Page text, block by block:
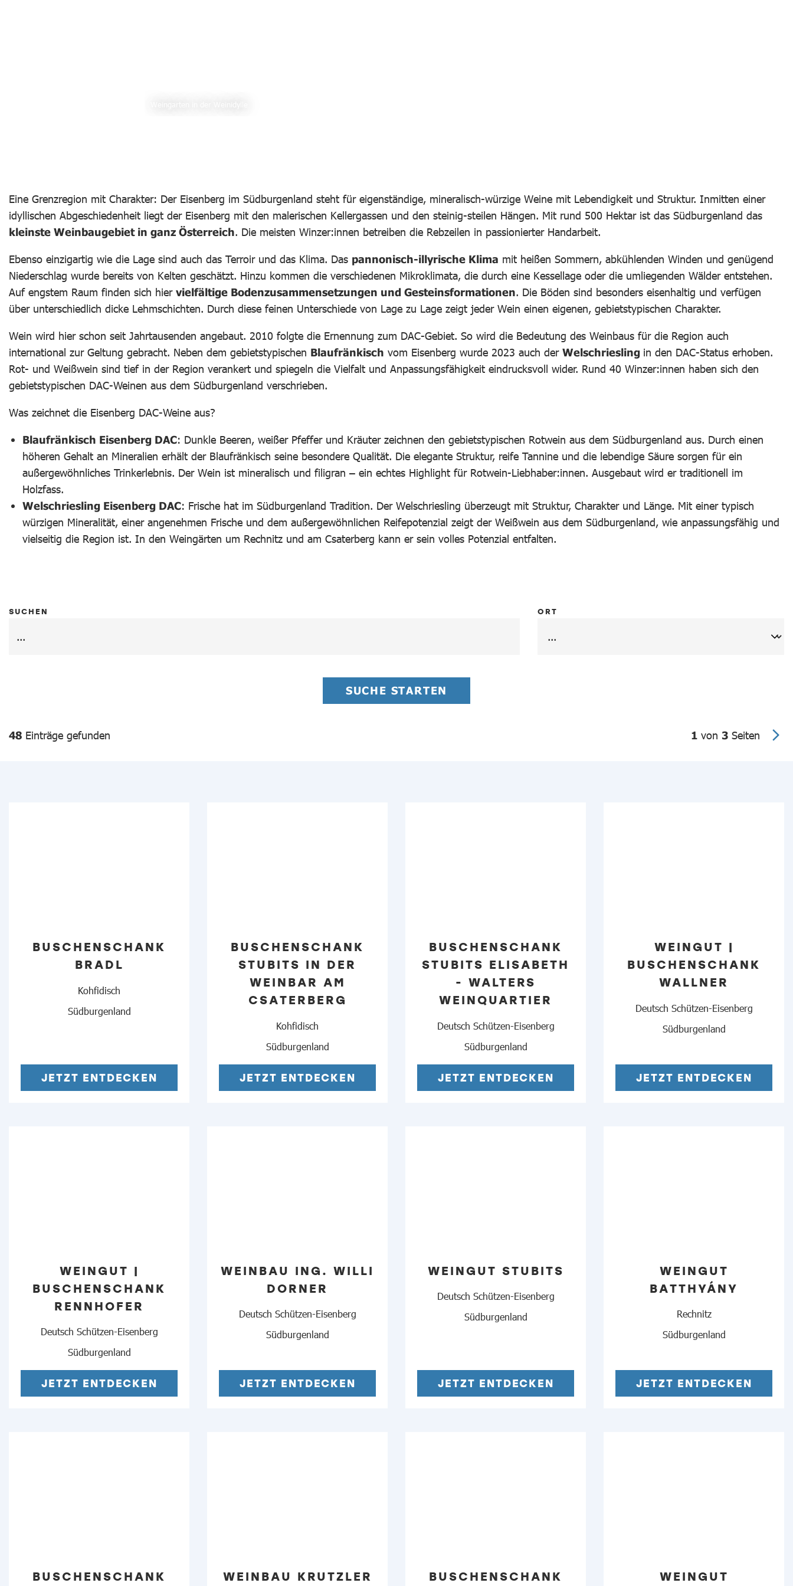
Eine Grenzregion mit Charakter: Der Eisenberg im Südburgenland steht für eigenständige, mineralisch-würzige Weine mit Lebendigkeit und Struktur. Inmitten einer
idyllischen Abgeschiedenheit liegt der Eisenberg mit den malerischen Kellergassen und den steinig-steilen Hängen. Mit rund 500 Hektar ist das Südburgenland das
kleinste Weinbaugebiet in ganz Österreich. Die meisten Winzer:innen betreiben die Rebzeilen in passionierter Handarbeit.
Ebenso einzigartig wie die Lage sind auch das Terroir und das Klima. Das pannonisch-illyrische Klima mit heißen Sommern, abkühlenden Winden und genügend
Niederschlag wurde bereits von Kelten geschätzt. Hinzu kommen die verschiedenen Mikroklimata, die durch eine Kessellage oder die umliegenden Wälder entstehen.
Auf engstem Raum finden sich hier vielfältige Bodenzusammensetzungen und Gesteinsformationen. Die Böden sind besonders eisenhaltig und verfügen
über unterschiedlich dicke Lehmschichten. Durch diese feinen Unterschiede von Lage zu Lage zeigt jeder Wein einen eigenen, gebietstypischen Charakter.
Wein wird hier schon seit Jahrtausenden angebaut. 2010 folgte die Ernennung zum DAC-Gebiet. So wird die Bedeutung des Weinbaus für die Region auch
international zur Geltung gebracht. Neben dem gebietstypischen Blaufränkisch vom Eisenberg wurde 2023 auch der Welschriesling in den DAC-Status erhoben.
Rot- und Weißwein sind tief in der Region verankert und spiegeln die Vielfalt und Anpassungsfähigkeit eindrucksvoll wider. Rund 40 Winzer:innen haben sich den
gebietstypischen DAC-Weinen aus dem Südburgenland verschrieben.
Was zeichnet die Eisenberg DAC-Weine aus?
Blaufränkisch Eisenberg DAC: Dunkle Beeren, weißer Pfeffer und Kräuter zeichnen den gebietstypischen Rotwein aus dem Südburgenland aus. Durch einen
höheren Gehalt an Mineralien erhält der Blaufränkisch seine besondere Qualität. Die elegante Struktur, reife Tannine und die lebendige Säure sorgen für ein
außergewöhnliches Trinkerlebnis. Der Wein ist mineralisch und filigran – ein echtes Highlight für Rotwein-Liebhaber:innen. Ausgebaut wird er traditionell im
Holzfass.
Welschriesling Eisenberg DAC: Frische hat im Südburgenland Tradition. Der Welschriesling überzeugt mit Struktur, Charakter und Länge. Mit einer typisch
würzigen Mineralität, einer angenehmen Frische und dem außergewöhnlichen Reifepotenzial zeigt der Weißwein aus dem Südburgenland, wie anpassungsfähig und
vielseitig die Region ist. In den Weingärten um Rechnitz und am Csaterberg kann er sein volles Potenzial entfalten.
SUCHEN ORT
SUCHE STARTEN
48 Einträge gefunden 1 von 3 Seiten
BUSCHENSCHANK
BRADL
Kohfidisch
Südburgenland
JETZT ENTDECKEN
BUSCHENSCHANK
STUBITS IN DER
WEINBAR AM
CSATERBERG
Kohfidisch
Südburgenland
JETZT ENTDECKEN
BUSCHENSCHANK
STUBITS ELISABETH
- WALTERS
WEINQUARTIER
Deutsch Schützen-Eisenberg
Südburgenland
JETZT ENTDECKEN
WEINGUT |
BUSCHENSCHANK
WALLNER
Deutsch Schützen-Eisenberg
Südburgenland
JETZT ENTDECKEN
WEINGUT |
BUSCHENSCHANK
RENNHOFER
Deutsch Schützen-Eisenberg
Südburgenland
JETZT ENTDECKEN
WEINBAU ING. WILLI
DORNER
Deutsch Schützen-Eisenberg
Südburgenland
JETZT ENTDECKEN
WEINGUT STUBITS
Deutsch Schützen-Eisenberg
Südburgenland
JETZT ENTDECKEN
WEINGUT
BATTHYÁNY
Rechnitz
Südburgenland
JETZT ENTDECKEN
BUSCHENSCHANK WEINBAU KRUTZLER BUSCHENSCHANK WEINGUT